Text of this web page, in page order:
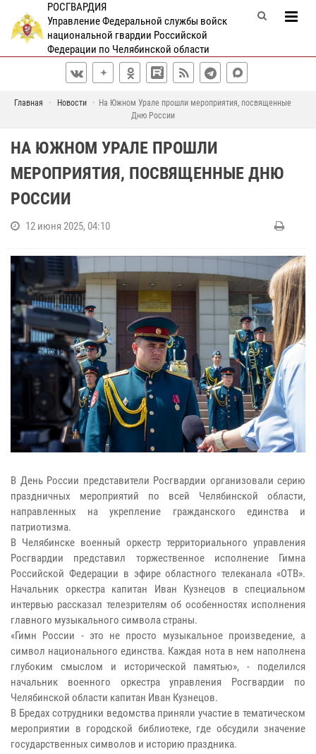
РОСГВАРДИЯ
Управление Федеральной службы войск
национальной гвардии Российской
Федерации по Челябинской области
Главная Новости
На Южном Урале прошли мероприятия, посвященные
Дню России
НА ЮЖНОМ УРАЛЕ ПРОШЛИ
МЕРОПРИЯТИЯ, ПОСВЯЩЕННЫЕ ДНЮ
РОССИИ
12 июня 2025, 04:10
В День России представители Росгвардии организовали серию
праздничных мероприятий по всей Челябинской области,
направленных на укрепление гражданского единства и
патриотизма.
В Челябинске военный оркестр территориального управления
Росгвардии представил торжественное исполнение Гимна
Российской Федерации в эфире областного телеканала «ОТВ».
Начальник оркестра капитан Иван Кузнецов в специальном
интервью рассказал телезрителям об особенностях исполнения
главного музыкального символа страны.
«Гимн России - это не просто музыкальное произведение, а
символ национального единства. Каждая нота в нем наполнена
глубоким смыслом и исторической памятью», - поделился
начальник военного оркестра управления Росгвардии по
Челябинской области капитан Иван Кузнецов.
В Бредах сотрудники ведомства приняли участие в тематическом
мероприятии в городской библиотеке, где обсудили значение
государственных символов и историю праздника.